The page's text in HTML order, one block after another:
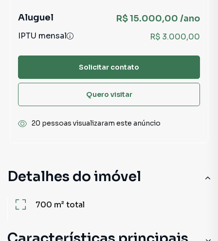
Detalhes do imóvel
700 m²total
Aluguel R$ 15.000,00 /ano
IPTU mensal R$ 3.000,00
Solicitar contato
Quero visitar
20 pessoas visualizaram este anúncio